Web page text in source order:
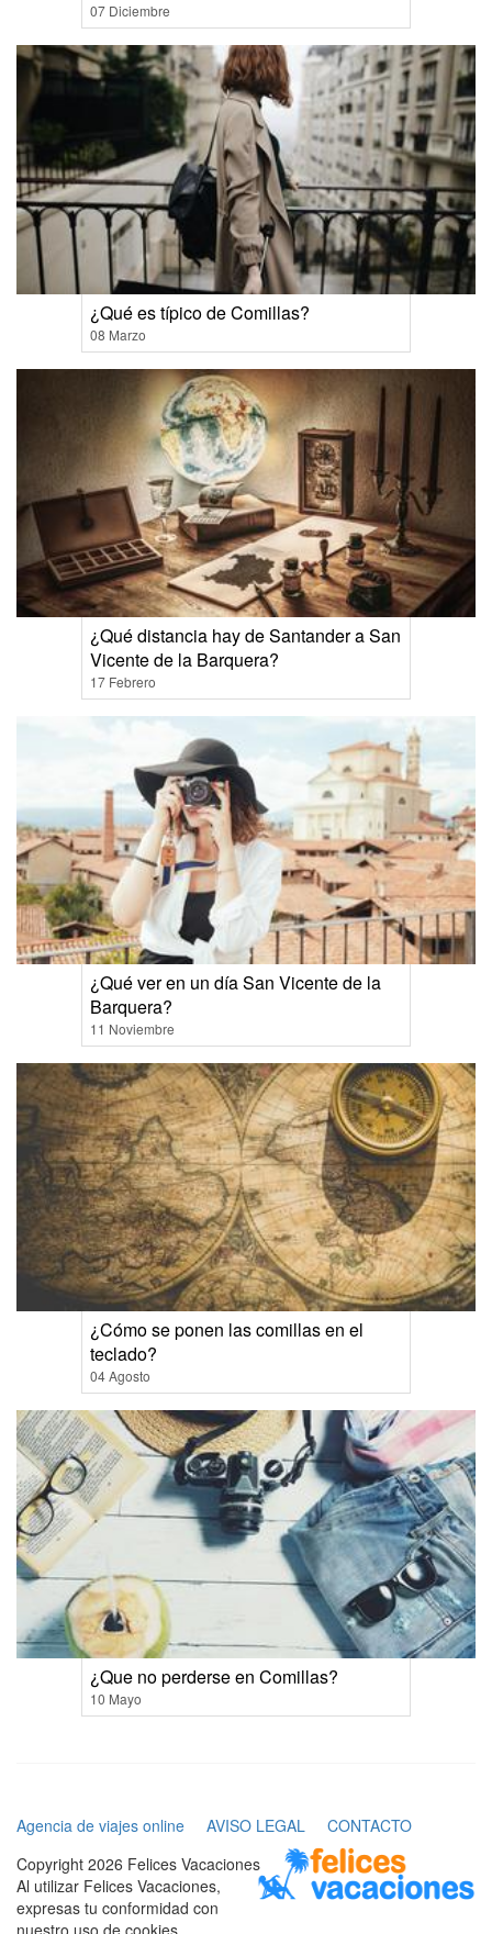
07 Diciembre
¿Qué es típico de Comillas?
08 Marzo
¿Qué distancia hay de Santander a San
Vicente de la Barquera?
17 Febrero
¿Qué ver en un día San Vicente de la
Barquera?
11 Noviembre
¿Cómo se ponen las comillas en el
teclado?
04 Agosto
¿Que no perderse en Comillas?
10 Mayo
Agencia de viajes online AVISO LEGAL
CONTACTO
Copyright 2026 Felices Vacaciones
Al utilizar Felices Vacaciones,
expresas tu conformidad con